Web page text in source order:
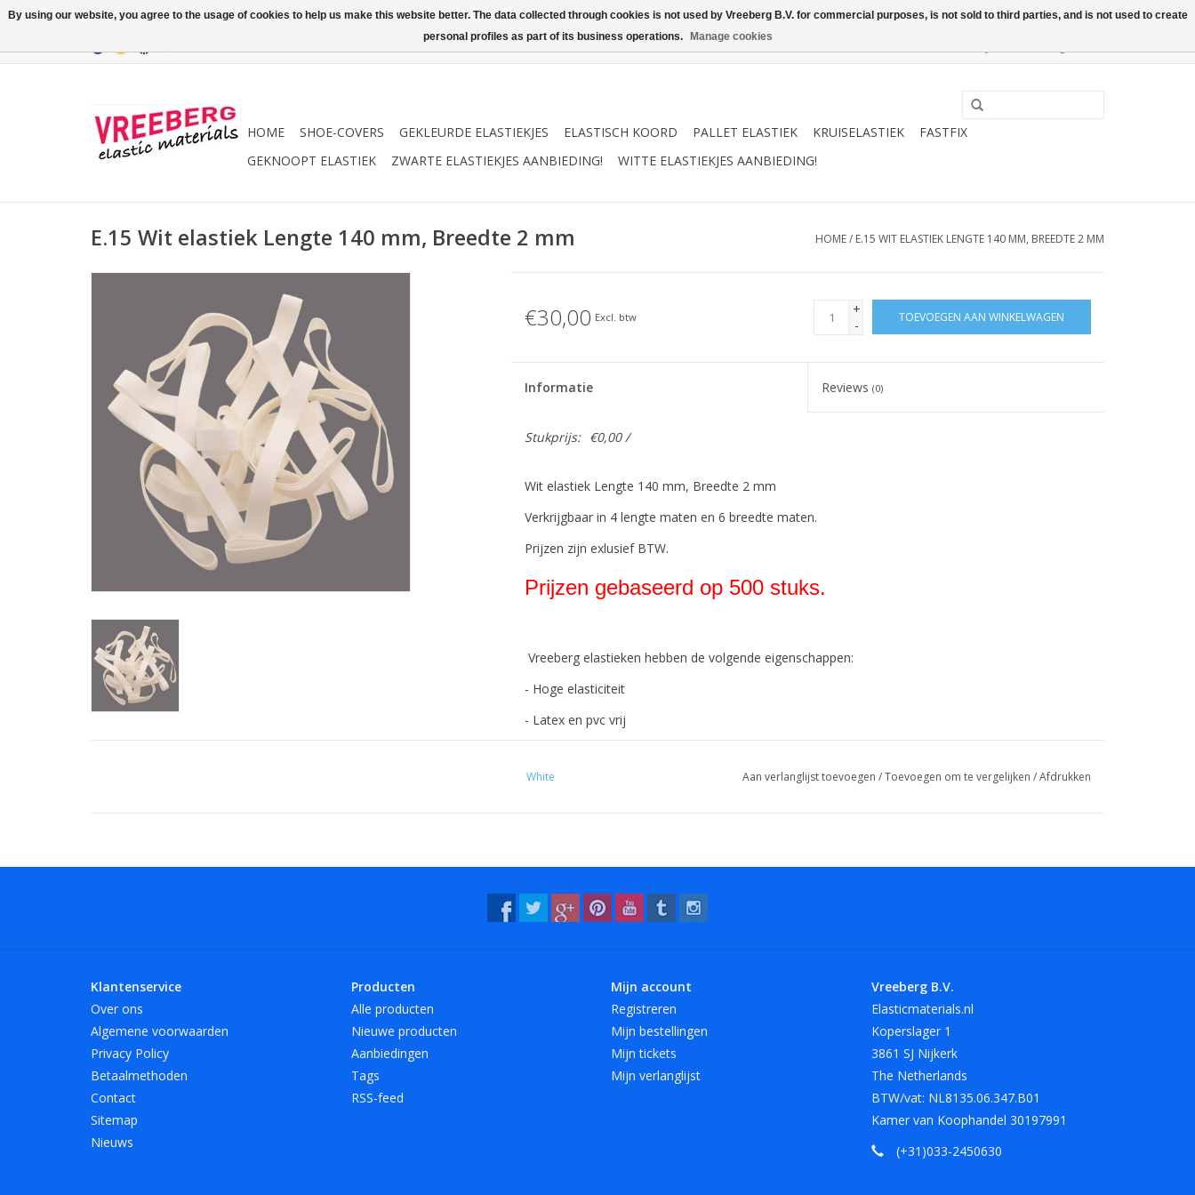
HOME SHOE-COVERS GEKLEURDE ELASTIEKJES ELASTISCH KOORD PALLET ELASTIEK KRUISELASTIEK
FASTFIX
GEKNOOPT ELASTIEK
ZWARTE ELASTIEKJES AANBIEDING! WITTE ELASTIEKJES AANBIEDING!
E.15 Wit elastiek Lengte 140 mm, Breedte 2 mm HOME/ E.15 WIT ELASTIEK LENGTE 140 MM, BREEDTE 2 MM
€30,00 Excl. btw
+
-
TOEVOEGEN AAN WINKELWAGEN
Informatie Reviews(0)
Stukprijs: €0,00 /
Wit elastiek Lengte 140 mm, Breedte 2 mm
Verkrijgbaar in 4 lengte maten en 6 breedte maten.
Prijzen zijn exlusief BTW.
Prijzen gebaseerd op 500 stuks.
Vreeberg elastieken hebben de volgende eigenschappen:
- Hoge elasticiteit
- Latex en pvc vrij
- Bestendig tegen water en veel chemicaliën (wasbaar!).
Speciaal voor A4 hebben we elastiek met een lengte van 180 mm in het rood, wit en zwart.
White Aan verlanglijst toevoegen /Toevoegen om te vergelijken /Afdrukken
Klantenservice
Over ons
Algemene voorwaarden
Privacy Policy
Betaalmethoden
Contact
Sitemap
Nieuws
Producten
Alle producten
Nieuwe producten
Aanbiedingen
Tags
RSS-feed
Mijn account
Registreren
Mijn bestellingen
Mijn tickets
Mijn verlanglijst
Vreeberg B.V.
Elasticmaterials.nl
Koperslager 1
3861 SJ Nijkerk
The Netherlands
BTW/vat: NL8135.06.347.B01
Kamer van Koophandel 30197991
(+31)033-2450630
By using our website, you agree to the usage of cookies to help us make this website better. The data collected through cookies is not used by Vreeberg B.V. for commercial purposes, is not sold to third parties, and is not used to create
personal profiles as part of its business operations.
Manage cookies